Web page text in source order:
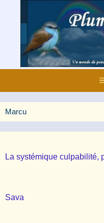
contenu
Marcu
La systémique culpabilité,
Sava